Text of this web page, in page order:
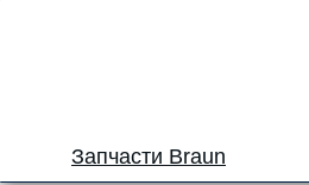
Запчасти Braun